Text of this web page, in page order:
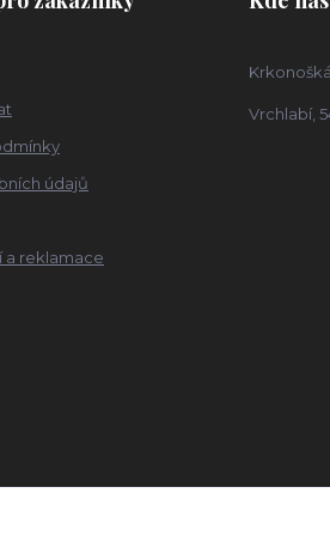
údajů
a reklamace
Krkonošká
Vrchlabí,